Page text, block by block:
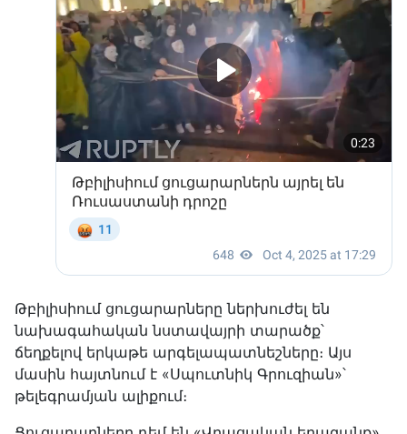
Թբիլիսիում ցուցարարները ներխուժել են
նախագահական նստավայրի տարածք՝
ճեղքելով երկաթե արգելապատնեշները։ Այս
մասին հայտնում է «Սպուտնիկ Գրուզիան»՝
թելեգրամյան ալիքում։